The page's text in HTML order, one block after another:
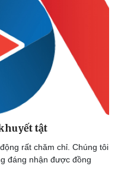
tật
rất chăm chỉ. Chúng tôi
đáng nhận được đồng